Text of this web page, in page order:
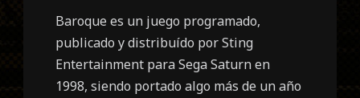
Baroque es un juego programado,
publicado y distribuído por Sting
Entertainment para Sega Saturn en
1998, siendo portado algo más de un año